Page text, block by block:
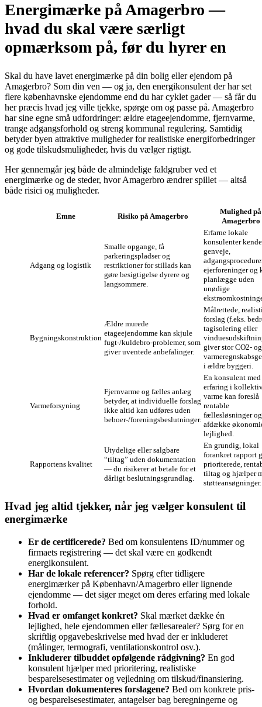
Energimærke på Amagerbro —
hvad du skal være særligt
opmærksom på, før du hyrer en
Skal du have lavet energimærke på din bolig eller ejendom på
Amagerbro? Som din ven — og ja, den energikonsulent der har set
flere københavnske ejendomme end du har cyklet gader — så får du
her præcis hvad jeg ville tjekke, spørge om og passe på. Amagerbro
har sine egne små udfordringer: ældre etageejendomme, fjernvarme,
trange adgangsforhold og streng kommunal regulering. Samtidig
betyder byen attraktive muligheder for realistiske energiforbedringer
og gode tilskudsmuligheder, hvis du vælger rigtigt.
Her gennemgår jeg både de almindelige faldgruber ved et
energimærke og de steder, hvor Amagerbro ændrer spillet — altså
både risici og muligheder.
Emne Risiko på Amagerbro
Mulighed på
Amagerbro
Adgang og logistik
Smalle opgange, få
parkeringspladser og
restriktioner for stillads kan
gøre besigtigelse dyrere og
langsommere.
Erfarne lokale
konsulenter
genveje,
ejerforeninger og
planlægge uden
unødige
Bygningskonstruktion
Ældre murede
etageejendomme kan skjule
fugt-/kuldebro-problemer, som
giver uventede anbefalinger.
Målrettede,
forslag (f.eks.
tagisolering eller
giver stor CO2- og
i ældre byggeri.
Varmeforsyning
Fjernvarme og fælles anlæg
betyder, at individuelle forslag
ikke altid kan udføres uden
beboer-/foreningsbeslutninger.
En konsulent med
erfaring i
varme kan foreslå
rentable
fællesløsninger og
afdække
lejlighed.
Rapportens kvalitet
Utydelige eller salgbare
“tiltag” uden dokumentation
— du risikerer at betale for et
dårligt beslutningsgrundlag.
En grundig, lokal
forankret rapport
prioriterede,
tiltag og hjælper
støtteansøgninger.
Hvad jeg altid tjekker, når jeg vælger konsulent til
energimærke
Er de certificerede? Bed om konsulentens ID/nummer og
firmaets registrering — det skal være en godkendt
energikonsulent.
Har de lokale referencer? Spørg efter tidligere
energimærker på København/Amagerbro eller lignende
ejendomme — det siger meget om deres erfaring med lokale
forhold.
Hvad er omfanget konkret? Skal mærket dække én
lejlighed, hele ejendommen eller fællesarealer? Sørg for en
skriftlig opgavebeskrivelse med hvad der er inkluderet
(målinger, termografi, ventilationskontrol osv.).
Inkluderer tilbuddet opfølgende rådgivning? En god
konsulent hjælper med prioritering, realistiske
besparelsesestimater og vejledning om tilskud/finansiering.
Hvordan dokumenteres forslagene? Bed om konkrete pris-
og besparelsesestimater, antagelser bag beregningerne og